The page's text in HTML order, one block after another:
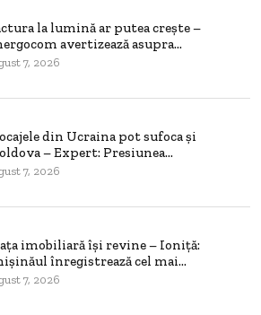
la lumină ar putea crește –
avertizează asupra...
7, 2026
din Ucraina pot sufoca și
– Expert: Presiunea...
7, 2026
imobiliară își revine – Ioniță:
înregistrează cel mai...
7, 2026